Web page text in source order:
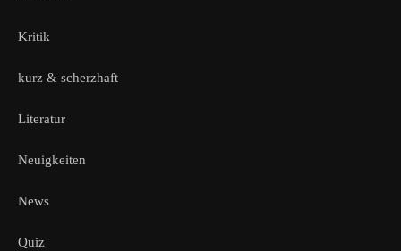
Kritik
kurz & scherzhaft
Literatur
Neuigkeiten
News
Quiz